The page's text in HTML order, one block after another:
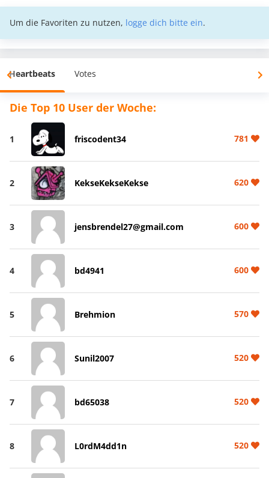
Um die Favoriten zu nutzen, logge dich bitte ein.
Heartbeats Votes
Die Top 10 User der Woche:
1 friscodent34 781
2 KekseKekseKekse 620
3 jensbrendel27@gmail.com 600
4 bd4941 600
5 Brehmion 570
6 Sunil2007 520
7 bd65038 520
8 L0rdM4dd1n 520